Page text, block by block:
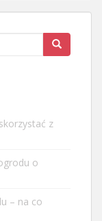
z
o
– na co